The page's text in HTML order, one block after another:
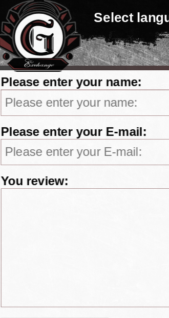
Select
Please enter your name:
Please enter your E-mail:
You review: